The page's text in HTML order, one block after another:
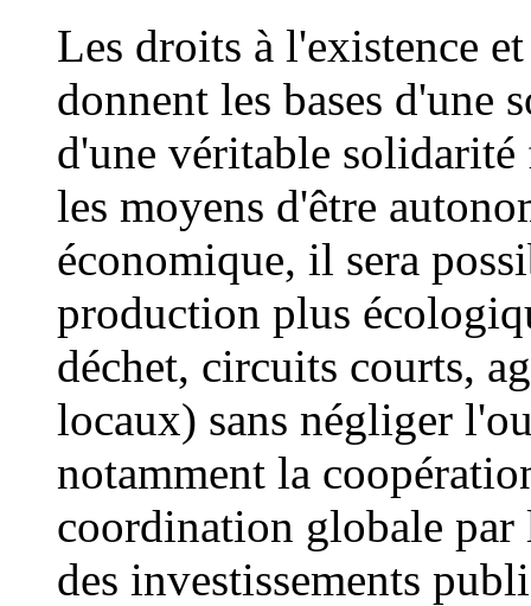
Les droits à l'existence
donnent les bases d'une
d'une véritable solidarité
les moyens d'être
économique, il sera
production plus
déchet, circuits courts,
locaux) sans négliger
notamment la
coordination globale
des investissements